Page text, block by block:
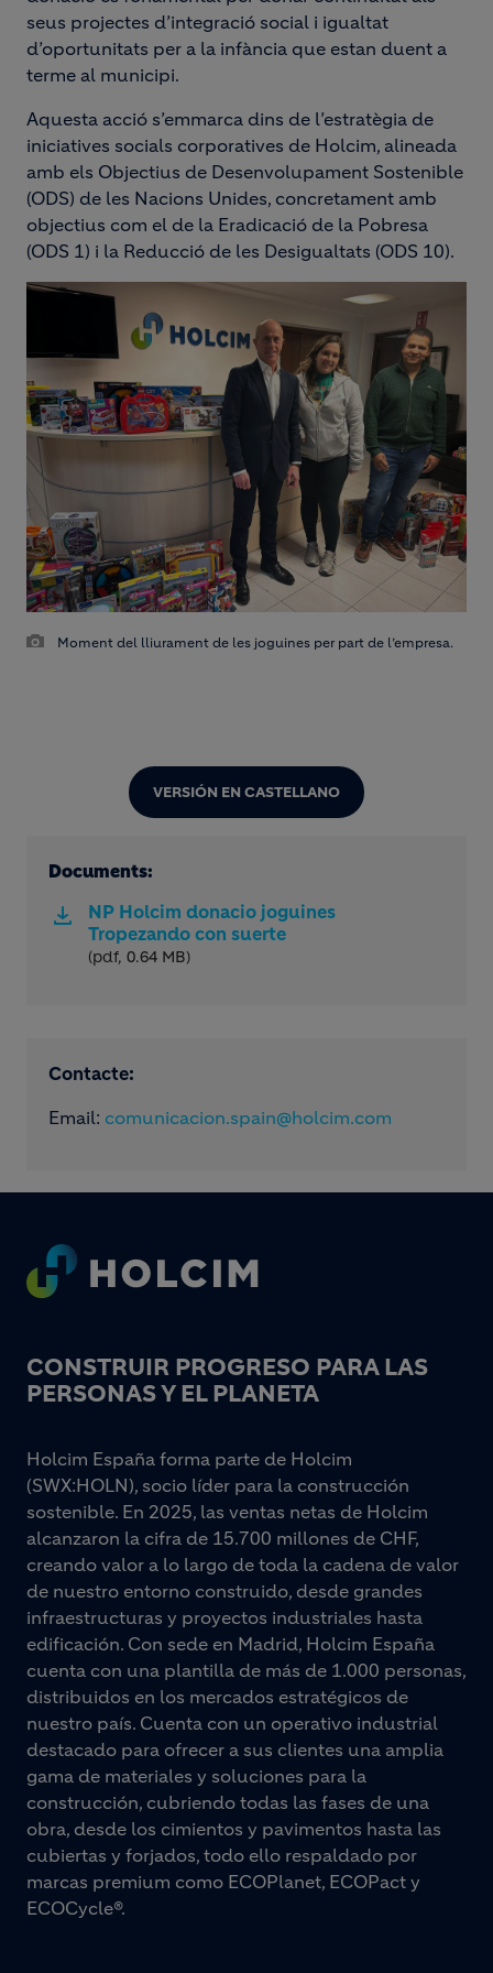
seus projectes d’integració social i igualtat
d’oportunitats per a la infància que estan duent a
terme al municipi.
Aquesta acció s’emmarca dins de l’estratègia de
iniciatives socials corporatives de Holcim, alineada
amb els Objectius de Desenvolupament Sostenible
(ODS) de les Nacions Unides, concretament amb
objectius com el de la Eradicació de la Pobresa
(ODS 1) i la Reducció de les Desigualtats (ODS 10).
Moment del lliurament de les joguines per part de l’empresa.
VERSIÓN EN CASTELLANO
Documents:
NP Holcim donacio joguines
Tropezando con suerte
(pdf, 0.64 MB)
Contacte:
Email: comunicacion.spain@holcim.com
Footer
CONSTRUIR PROGRESO PARA LAS
PERSONAS Y EL PLANETA
Holcim España forma parte de Holcim
(SWX:HOLN), socio líder para la construcción
sostenible. En 2025, las ventas netas de Holcim
alcanzaron la cifra de 15.700 millones de CHF,
creando valor a lo largo de toda la cadena de valor
de nuestro entorno construido, desde grandes
infraestructuras y proyectos industriales hasta
edificación. Con sede en Madrid, Holcim España
cuenta con una plantilla de más de 1.000 personas,
distribuidos en los mercados estratégicos de
nuestro país. Cuenta con un operativo industrial
destacado para ofrecer a sus clientes una amplia
gama de materiales y soluciones para la
construcción, cubriendo todas las fases de una
obra, desde los cimientos y pavimentos hasta las
cubiertas y forjados, todo ello respaldado por
marcas premium como ECOPlanet, ECOPact y
ECOCycle®.